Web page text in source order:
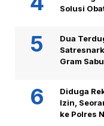
Solusi
Dua
Gram
Diduga
Izin,
ke Polres